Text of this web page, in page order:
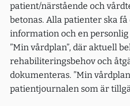
patient/närstående och
betonas. Alla patienter ska
information och en
”Min vårdplan”, där aktuell
rehabiliteringsbehov och
dokumenteras. ”Min
patientjournalen som är